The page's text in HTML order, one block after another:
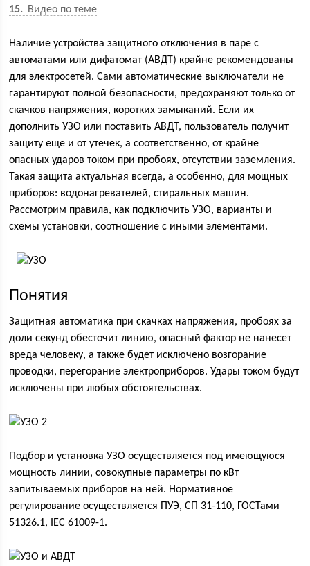
15 Видео по теме
Наличие устройства защитного отключения в паре с
автоматами или дифатомат (АВДТ) крайне рекомендованы
для электросетей. Сами автоматические выключатели не
гарантируют полной безопасности, предохраняют только от
скачков напряжения, коротких замыканий. Если их
дополнить УЗО или поставить АВДТ, пользователь получит
защиту еще и от утечек, а соответственно, от крайне
опасных ударов током при пробоях, отсутствии заземления.
Такая защита актуальная всегда, а особенно, для мощных
приборов: водонагревателей, стиральных машин.
Рассмотрим правила, как подключить УЗО, варианты и
схемы установки, соотношение с иными элементами.
Понятия
Защитная автоматика при скачках напряжения, пробоях за
доли секунд обесточит линию, опасный фактор не нанесет
вреда человеку, а также будет исключено возгорание
проводки, перегорание электроприборов. Удары током будут
исключены при любых обстоятельствах.
Подбор и установка УЗО осуществляется под имеющуюся
мощность линии, совокупные параметры по кВт
запитываемых приборов на ней. Нормативное
регулирование осуществляется ПУЭ, СП 31-110, ГОСТами
51326.1, IEC 61009-1.